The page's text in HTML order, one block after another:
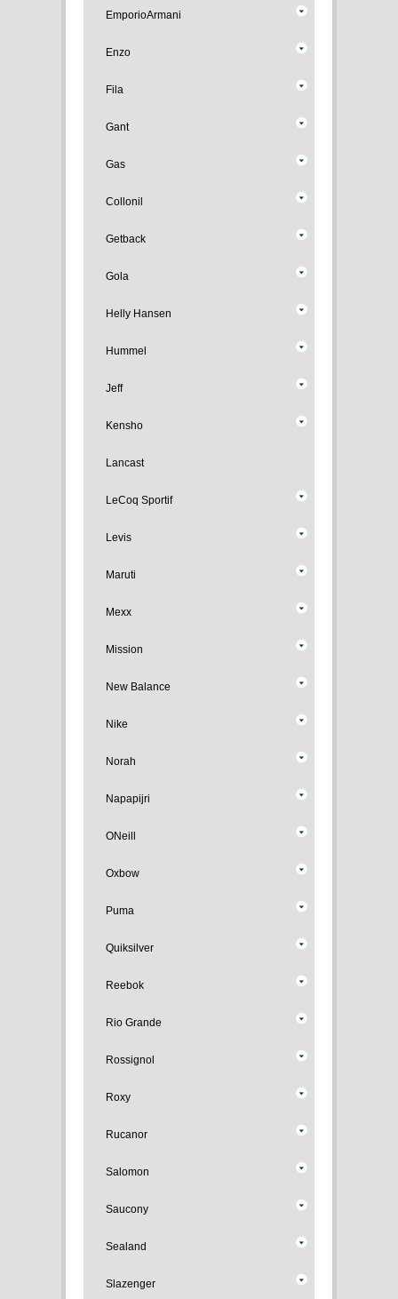
EmporioArmani
Enzo
Fila
Gant
Gas
Collonil
Getback
Gola
Helly Hansen
Hummel
Jeff
Kensho
Lancast
LeCoq Sportif
Levis
Maruti
Mexx
Mission
New Balance
Nike
Norah
Napapijri
ONeill
Oxbow
Puma
Quiksilver
Reebok
Rio Grande
Rossignol
Roxy
Rucanor
Salomon
Saucony
Sealand
Slazenger